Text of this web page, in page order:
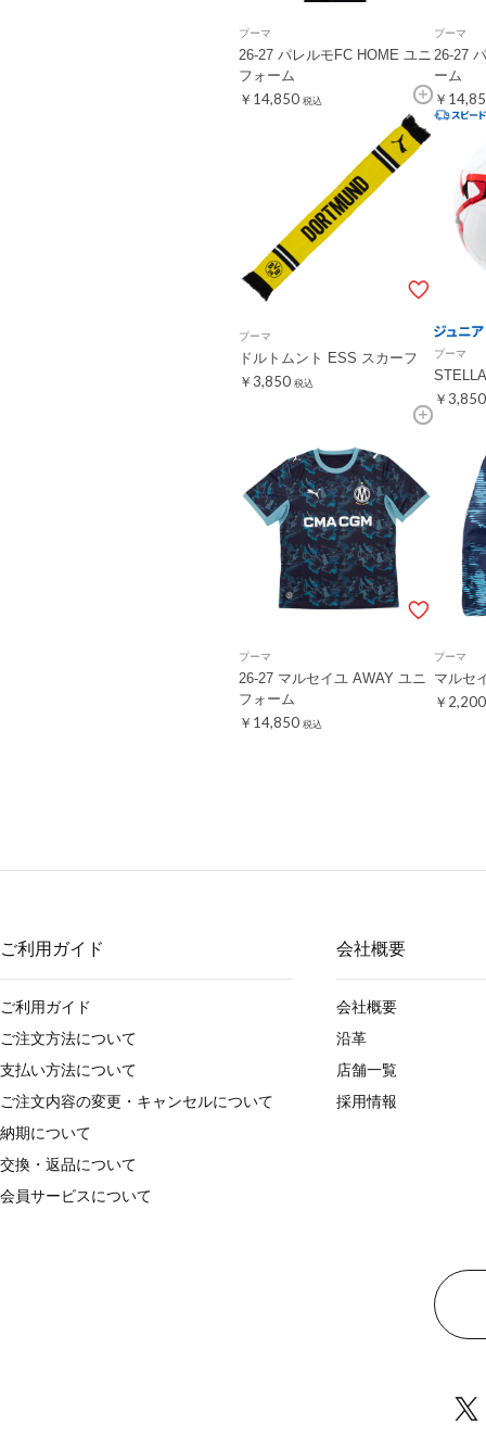
プーマ
26-27 パレルモFC HOME ユニ
フォーム
￥14,850 税込
プーマ
26-27
ーム
￥
プーマ
ドルトムント ESS スカーフ
￥3,850 税込
プーマ
￥3,850
プーマ
26-27 マルセイユ AWAY ユニ
フォーム
￥14,850 税込
プーマ
マルセ
￥2,200
ご利用ガイド
ご利用ガイド
ご注文方法について
支払い方法について
ご注文内容の変更・キャンセルについて
納期について
交換・返品について
会員サービスについて
会社概要
会社概要
沿革
店舗一覧
採用情報